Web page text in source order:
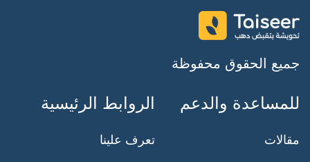
جميع الحقوق محفوظة
الروابط الرئيسية
تعرف علينا
للمساعدة والدعم
مقالات